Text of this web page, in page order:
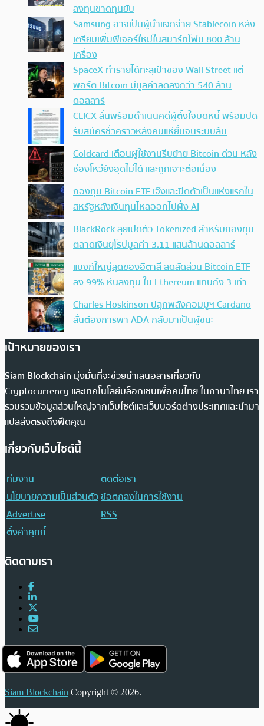
ลงทุนขาดทุนยับ
Samsung อาจเป็นผู้นำแจกจ่าย Stablecoin หลัง
เตรียมเพิ่มฟีเจอร์ใหม่ในสมาร์ทโฟน 800 ล้าน
เครื่อง
SpaceX ทำรายได้ทะลุเป้าของ Wall Street แต่
พอร์ต Bitcoin มีมูลค่าลดลงกว่า 540 ล้าน
ดอลลาร์
CLICX ลั่นพร้อมดำเนินคดีผู้ตั้งใจบิดหนี้ พร้อมปิด
รับสมัครชั่วคราวหลังคนแห่ยื่นจนระบบล้น
Coldcard เตือนผู้ใช้งานรีบย้าย Bitcoin ด่วน หลัง
ช่องโหว่ยังอุดไม่ได้ และถูกเจาะต่อเนื่อง
กองทุน Bitcoin ETF เจ๊งและปิดตัวเป็นแห่งแรกใน
สหรัฐหลังเงินทุนไหลออกไปฝั่ง AI
BlackRock ลุยเปิดตัว Tokenized สำหรับกองทุน
ตลาดเงินยุโรปมูลค่า 3.11 แสนล้านดอลลาร์
แบงก์ใหญ่สุดของอิตาลี ลดสัดส่วน Bitcoin ETF
ลง 99% หันลงทุน ใน Ethereum แทนถึง 3 เท่า
Charles Hoskinson ปลุกพลังคอมมูฯ Cardano
ลั่นต้องการพา ADA กลับมาเป็นผู้ชนะ
เป้าหมายของเรา
Siam Blockchain มุ่งมั่นที่จะช่วยนำเสนอสารเกี่ยวกับ
Cryptocurrency และเทคโนโลยีบล็อกเชนเพื่อคนไทย ในภาษาไทย เรา
รวบรวมข้อมูลส่วนใหญ่จากเว็บไซต์และเว็บบอร์ดต่างประเทศและนำมา
แปลส่งตรงถึงฟีดคุณ
เกี่ยวกับเว็บไซต์นี้
ทีมงาน
ติดต่อเรา
นโยบายความเป็นส่วนตัวข้อตกลงในการใช้งาน
Advertise
RSS
ตั้งค่าคุกกี้
ติดตามเรา
Siam Blockchain Copyright © 2026.